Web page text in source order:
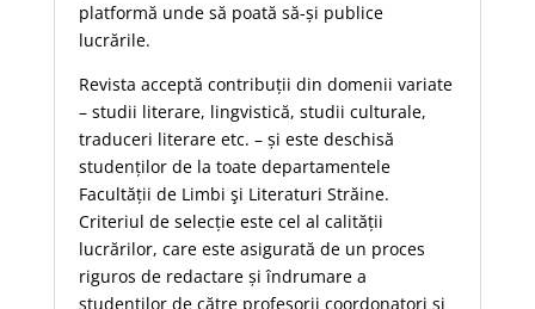
platformă unde să poată să-și publice
lucrările.
Revista acceptă contribuții din domenii variate
– studii literare, lingvistică, studii culturale,
traduceri literare etc. – și este deschisă
studenților de la toate departamentele
Facultății de Limbi şi Literaturi Străine.
Criteriul de selecție este cel al calității
lucrărilor, care este asigurată de un proces
riguros de redactare și îndrumare a
studenților de către profesorii coordonatori și